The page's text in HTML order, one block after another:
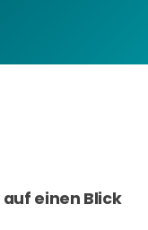
auf einen Blick